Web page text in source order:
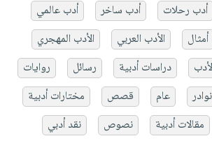
أدب رحلات أدب ساخر
أدب عالمي
أمثال الأدب العربي
الأدب المهجري
دراسات أدبية رسائل
روايات
عام قصص
مختارات أدبية
مقالات أدبية نصوص نقد أدبي